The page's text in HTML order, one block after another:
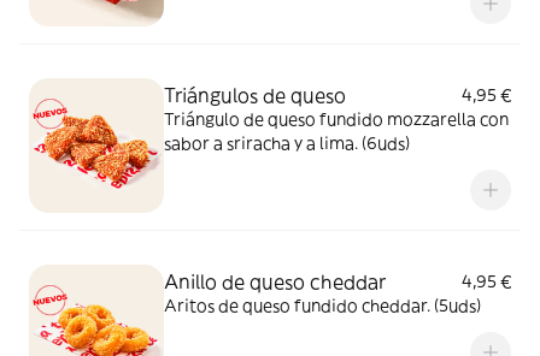
Triángulos de queso
4,95 €
Triángulo de queso fundido mozzarella con
sabor a sriracha y a lima. (6uds)
Anillo de queso cheddar
4,95 €
Aritos de queso fundido cheddar. (5uds)